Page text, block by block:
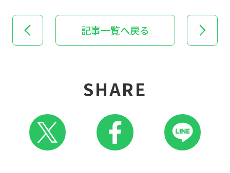
記事一覧へ戻る
SHARE